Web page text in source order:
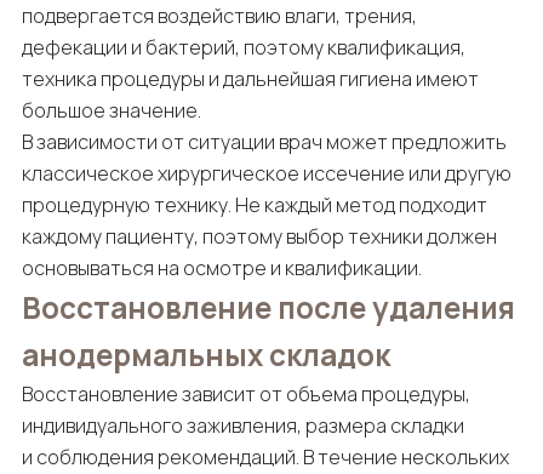
подвергается воздействию влаги, трения,
дефекации и бактерий, поэтому квалификация,
техника процедуры и дальнейшая гигиена имеют
большое значение.
В зависимости от ситуации врач может предложить
классическое хирургическое иссечение или другую
процедурную технику. Не каждый метод подходит
каждому пациенту, поэтому выбор техники должен
основываться на осмотре и квалификации.
Восстановление после удаления
анодермальных складок
Восстановление зависит от объема процедуры,
индивидуального заживления, размера складки
и соблюдения рекомендаций. В течение нескольких